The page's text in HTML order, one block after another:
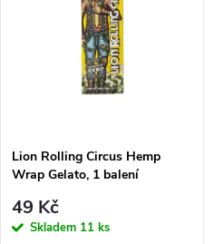
Lion Rolling Circus Hemp
Wrap Gelato, 1 balení
49 Kč
Skladem 11 ks